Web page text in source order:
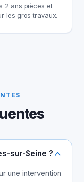
2 ans pièces et
les gros travaux.
sur-Seine ?
une intervention